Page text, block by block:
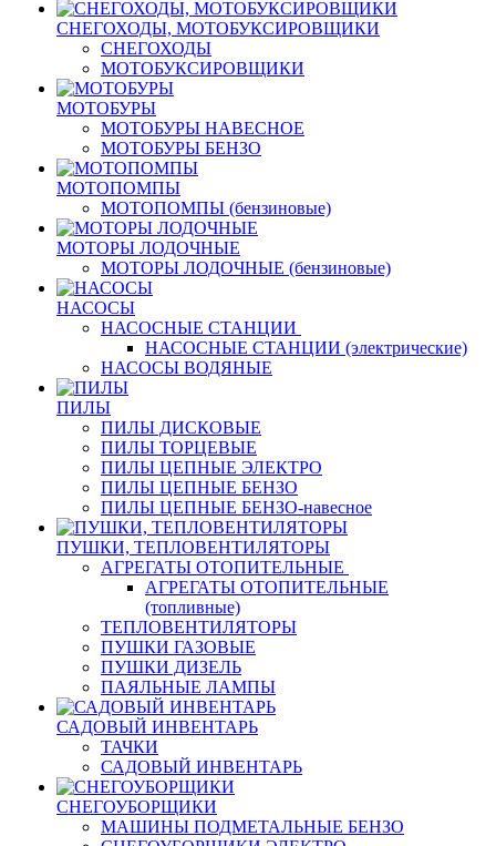
СНЕГОХОДЫ, МОТОБУКСИРОВЩИКИ
СНЕГОХОДЫ
МОТОБУКСИРОВЩИКИ
МОТОБУРЫ
МОТОБУРЫ НАВЕСНОЕ
МОТОБУРЫ БЕНЗО
МОТОПОМПЫ
МОТОПОМПЫ (бензиновые)
МОТОРЫ ЛОДОЧНЫЕ
МОТОРЫ ЛОДОЧНЫЕ (бензиновые)
НАСОСЫ
НАСОСНЫЕ СТАНЦИИ
НАСОСНЫЕ СТАНЦИИ (электрические)
НАСОСЫ ВОДЯНЫЕ
ПИЛЫ
ПИЛЫ ДИСКОВЫЕ
ПИЛЫ ТОРЦЕВЫЕ
ПИЛЫ ЦЕПНЫЕ ЭЛЕКТРО
ПИЛЫ ЦЕПНЫЕ БЕНЗО
ПИЛЫ ЦЕПНЫЕ БЕНЗО-навесное
ПУШКИ, ТЕПЛОВЕНТИЛЯТОРЫ
АГРЕГАТЫ ОТОПИТЕЛЬНЫЕ
АГРЕГАТЫ ОТОПИТЕЛЬНЫЕ
(топливные)
ТЕПЛОВЕНТИЛЯТОРЫ
ПУШКИ ГАЗОВЫЕ
ПУШКИ ДИЗЕЛЬ
ПАЯЛЬНЫЕ ЛАМПЫ
САДОВЫЙ ИНВЕНТАРЬ
ТАЧКИ
САДОВЫЙ ИНВЕНТАРЬ
СНЕГОУБОРЩИКИ
МАШИНЫ ПОДМЕТАЛЬНЫЕ БЕНЗО